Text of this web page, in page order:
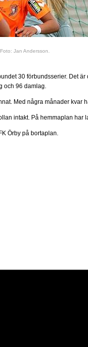
Jan Andersson.
30 förbundsserier. Det
och 96 damlag.
Med några månader kvar
intakt. På hemmaplan
Örby på bortaplan.